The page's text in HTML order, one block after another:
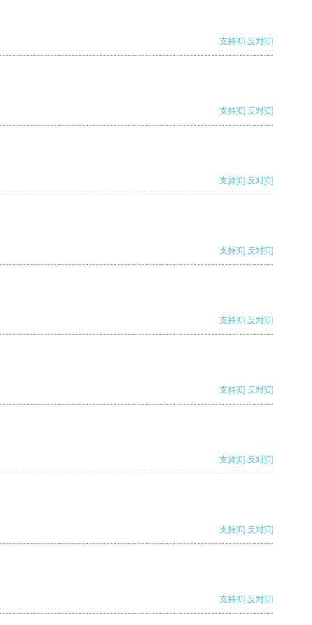
支持[0] 反对[0]
支持[0] 反对[0]
支持[0] 反对[0]
支持[0] 反对[0]
支持[0] 反对[0]
支持[0] 反对[0]
支持[0] 反对[0]
支持[0] 反对[0]
支持[0] 反对[0]